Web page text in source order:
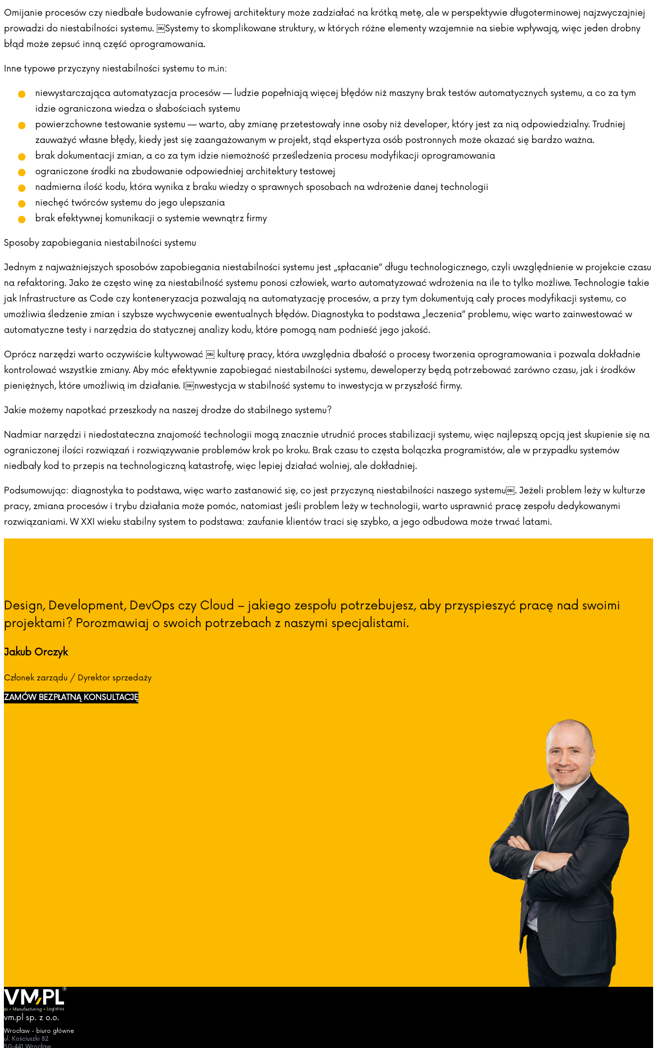
Omijanie procesów czy niedbałe budowanie cyfrowej architektury może zadziałać na krótką metę, ale w perspektywie długoterminowej najzwyczajniej
prowadzi do niestabilności systemu. ￼Systemy to skomplikowane struktury, w których różne elementy wzajemnie na siebie wpływają, więc jeden drobny
błąd może zepsuć inną część oprogramowania.
Inne typowe przyczyny niestabilności systemu to m.in:
niewystarczająca automatyzacja procesów — ludzie popełniają więcej błędów niż maszyny brak testów automatycznych systemu, a co za tym
idzie ograniczona wiedza o słabościach systemu
powierzchowne testowanie systemu — warto, aby zmianę przetestowały inne osoby niż developer, który jest za nią odpowiedzialny. Trudniej
zauważyć własne błędy, kiedy jest się zaangażowanym w projekt, stąd ekspertyza osób postronnych może okazać się bardzo ważna.
brak dokumentacji zmian, a co za tym idzie niemożność prześledzenia procesu modyfikacji oprogramowania
ograniczone środki na zbudowanie odpowiedniej architektury testowej
nadmierna ilość kodu, która wynika z braku wiedzy o sprawnych sposobach na wdrożenie danej technologii
niechęć twórców systemu do jego ulepszania
brak efektywnej komunikacji o systemie wewnątrz firmy
Sposoby zapobiegania niestabilności systemu
Jednym z najważniejszych sposobów zapobiegania niestabilności systemu jest „spłacanie” długu technologicznego, czyli uwzględnienie w projekcie czasu
na refaktoring. Jako że często winę za niestabilność systemu ponosi człowiek, warto automatyzować wdrożenia na ile to tylko możliwe. Technologie takie
jak Infrastructure as Code czy konteneryzacja pozwalają na automatyzację procesów, a przy tym dokumentują cały proces modyfikacji systemu, co
umożliwia śledzenie zmian i szybsze wychwycenie ewentualnych błędów. Diagnostyka to podstawa „leczenia” problemu, więc warto zainwestować w
automatyczne testy i narzędzia do statycznej analizy kodu, które pomogą nam podnieść jego jakość.
Oprócz narzędzi warto oczywiście kultywować ￼ kulturę pracy, która uwzględnia dbałość o procesy tworzenia oprogramowania i pozwala dokładnie
kontrolować wszystkie zmiany. Aby móc efektywnie zapobiegać niestabilności systemu, deweloperzy będą potrzebować zarówno czasu, jak i środków
pieniężnych, które umożliwią im działanie. I￼nwestycja w stabilność systemu to inwestycja w przyszłość firmy.
Jakie możemy napotkać przeszkody na naszej drodze do stabilnego systemu?
Nadmiar narzędzi i niedostateczna znajomość technologii mogą znacznie utrudnić proces stabilizacji systemu, więc najlepszą opcją jest skupienie się na
ograniczonej ilości rozwiązań i rozwiązywanie problemów krok po kroku. Brak czasu to częsta bolączka programistów, ale w przypadku systemów
niedbały kod to przepis na technologiczną katastrofę, więc lepiej działać wolniej, ale dokładniej.
Podsumowując: diagnostyka to podstawa, więc warto zastanowić się, co jest przyczyną niestabilności naszego systemu￼. Jeżeli problem leży w kulturze
pracy, zmiana procesów i trybu działania może pomóc, natomiast jeśli problem leży w technologii, warto usprawnić pracę zespołu dedykowanymi
rozwiązaniami. W XXI wieku stabilny system to podstawa: zaufanie klientów traci się szybko, a jego odbudowa może trwać latami.
Design, Development, DevOps czy Cloud – jakiego zespołu potrzebujesz, aby przyspieszyć pracę nad swoimi
projektami? Porozmawiaj o swoich potrzebach z naszymi specjalistami.
Jakub Orczyk
Członek zarządu / Dyrektor sprzedaży
ZAMÓW BEZPŁATNĄ KONSULTACJĘ
vm.pl sp. z o.o.
Wrocław - biuro główne
ul. Kościuszki 82